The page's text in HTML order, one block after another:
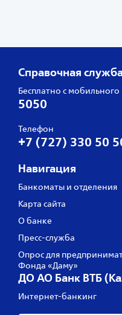
Справочная
Бесплатно с мобильного
5050
Телефон
+7 (727) 330 50
Навигация
Банкоматы и отделения
Карта сайта
О банке
Пресс‑служба
Опрос для
Фонда «Даму»
ДО АО Банк ВТБ
Интернет-банкинг